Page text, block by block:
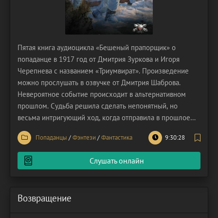
Пятая книга аудиоцикла «Бешеный прапорщик» о
попаданце в 1917 год от Дмитрия Зуркова и Игоря
Черепнева с названием «Триумвират». Произведение
можно прослушать в озвучке от Дмитрия Шаброва.
Невероятное событие происходит в альтернативном
прошлом. Судьба решила сделать непонятный, но
весьма интригующий ход, когда отправила в прошлое
сразу трех людей из двадцать первого века. Здесь, в
1917, они повстречались друг с другом. Но с какой
целью всё это свершилось? Почему пути трёх людей-
попаданцев
Попаданцы /Фэнтези /Фантастика 9:30:28
Слушать онлайн
Возвращение